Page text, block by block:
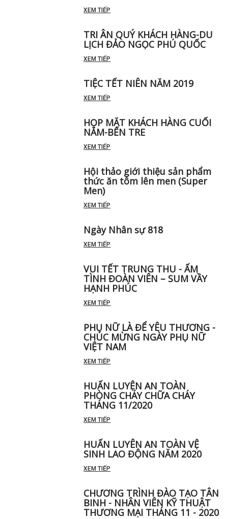
XEM TIẾP
TRI ÂN QUÝ KHÁCH HÀNG-DU
LỊCH ĐẢO NGỌC PHÚ QUỐC
XEM TIẾP
TIỆC TẾT NIÊN NĂM 2019
XEM TIẾP
HỌP MẶT KHÁCH HÀNG CUỐI
NĂM-BẾN TRE
XEM TIẾP
Hội thảo giới thiệu sản phẩm
thức ăn tôm lên men (Super
Men)
XEM TIẾP
Ngày Nhân sự 818
XEM TIẾP
VUI TẾT TRUNG THU - ẤM
TÌNH ĐOÀN VIÊN – SUM VẦY
HẠNH PHÚC
XEM TIẾP
PHỤ NỮ LÀ ĐỂ YÊU THƯƠNG -
CHÚC MỪNG NGÀY PHỤ NỮ
VIỆT NAM
XEM TIẾP
HUẤN LUYỆN AN TOÀN
PHÒNG CHÁY CHỮA CHÁY
THÁNG 11/2020
XEM TIẾP
HUẤN LUYÊN AN TOÀN VỆ
SINH LAO ĐỘNG NĂM 2020
XEM TIẾP
CHƯƠNG TRÌNH ĐÀO TẠO TÂN
BINH - NHÂN VIÊN KỸ THUẬT
THƯƠNG MẠI THÁNG 11 - 2020